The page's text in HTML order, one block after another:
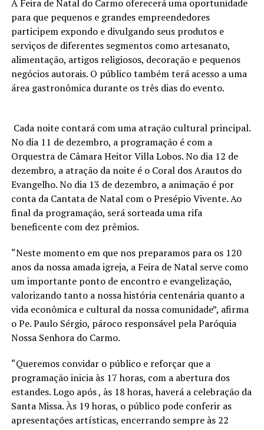
A Feira de Natal do Carmo oferecerá uma oportunidade
para que pequenos e grandes empreendedores
participem expondo e divulgando seus produtos e
serviços de diferentes segmentos como artesanato,
alimentação, artigos religiosos, decoração e pequenos
negócios autorais. O público também terá acesso a uma
área gastronômica durante os três dias do evento.
Cada noite contará com uma atração cultural principal.
No dia 11 de dezembro, a programação é com a
Orquestra de Câmara Heitor Villa Lobos. No dia 12 de
dezembro, a atração da noite é o Coral dos Arautos do
Evangelho. No dia 13 de dezembro, a animação é por
conta da Cantata de Natal com o Presépio Vivente. Ao
final da programação, será sorteada uma rifa
beneficente com dez prêmios.
“Neste momento em que nos preparamos para os 120
anos da nossa amada igreja, a Feira de Natal serve como
um importante ponto de encontro e evangelização,
valorizando tanto a nossa história centenária quanto a
vida econômica e cultural da nossa comunidade”, afirma
o Pe. Paulo Sérgio, pároco responsável pela Paróquia
Nossa Senhora do Carmo.
“Queremos convidar o público e reforçar que a
programação inicia às 17 horas, com a abertura dos
estandes. Logo após , às 18 horas, haverá a celebração da
Santa Missa. Às 19 horas, o público pode conferir as
apresentações artísticas, encerrando sempre às 22